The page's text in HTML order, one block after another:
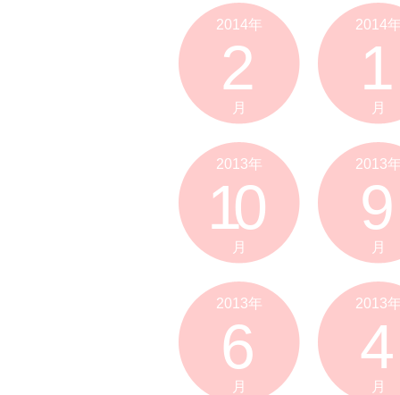
2014年
2
月
2014
1
月
2013年
10
月
2013
9
月
2013年
6
月
2013
4
月